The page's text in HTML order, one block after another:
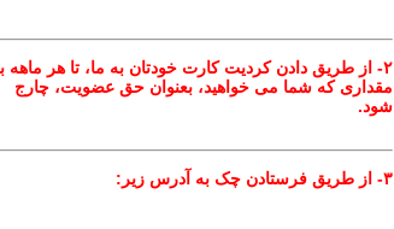
۲- از طریق دادن کردیت کارت خودتان به ما، تا هر ماهه
مقداری که شما می خواهید، بعنوان حق عضویت، چارج
شود.
۳- از طریق فرستادن چک به آدرس زیر: